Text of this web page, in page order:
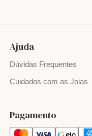
Ajuda
Dúvidas Frequentes
Cuidados com as Joias
Pagamento